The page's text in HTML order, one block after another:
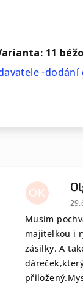
11
-dodání
5 hvězdiček.
OK
Musím
majitelkou i
zásilky. A